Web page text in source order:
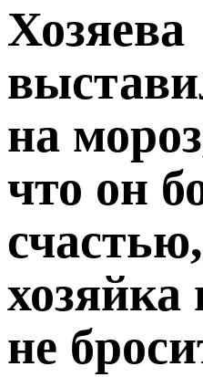
Хозяева
на
что он
хозяйка
не